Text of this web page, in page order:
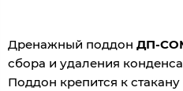
Дренажный поддон ДП-
сбора и удаления
Поддон крепится к